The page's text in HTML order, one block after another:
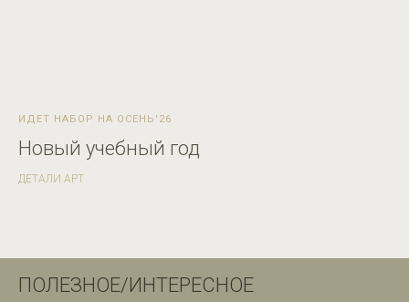
ИДЕТ НАБОР НА ОСЕНЬ'26
Новый учебный год
ДЕТАЛИ АРТ
ПОЛЕЗНОЕ/ИНТЕРЕСНОЕ